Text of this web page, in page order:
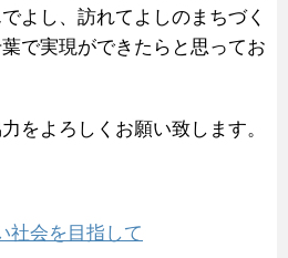
よし、訪れてよしのまちづく
で実現ができたらと思ってお
をよろしくお願い致します。
社会を目指して